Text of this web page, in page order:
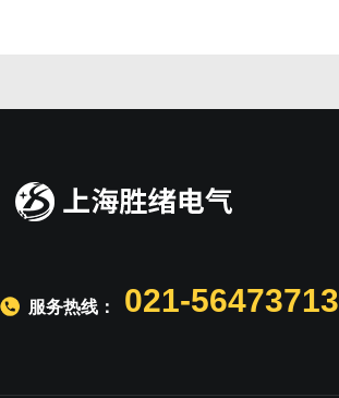
服务热线： 021-56473713